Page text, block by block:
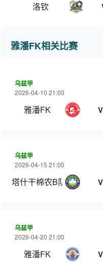
洛钦
雅潘FK相关比赛
乌兹甲
2026-04-10 21:00
雅潘FK
乌兹甲
2026-04-15 21:00
塔什干棉农B队
乌兹甲
2026-04-20 21:00
雅潘FK